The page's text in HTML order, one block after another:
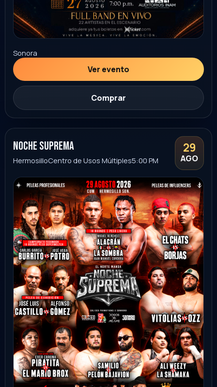
Sonora
Ver evento
FAMILIAR
horoscopos de durango
HuamantlaForo Latido8:00 PM
30
AGO